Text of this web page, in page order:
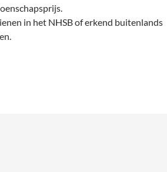
in het NHSB of erkend buitenlands